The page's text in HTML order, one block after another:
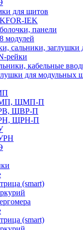
для щитов
IEK
панели
модулей
сальники, заглушки
рейки
кабельные
для модульных
ЩМП-П
ЩВР-П
ЩРН-П
(smart)
(smart)